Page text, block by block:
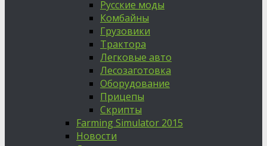
Русские моды
Комбайны
Грузовики
Трактора
Легковые авто
Лесозаготовка
Оборудование
Прицепы
Скрипты
Farming Simulator 2015
Новости